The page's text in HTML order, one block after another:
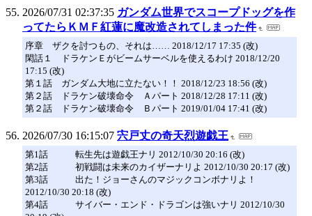
2026/07/31 02:37:35 ガンダム世界でスコープドッグを作
ってたらＫＭＦ紅蓮に魔改造されてしまった件
序章 ザクを討つもの、それは…… 2018/12/17 17:35 (改)
閑話１ ドラケンＥがビームサーベルを使えるわけ 2018/12/20
17:15 (改)
第１話 ガンダム大地に立たない！！ 2018/12/23 18:56 (改)
第２話 ドラケン破壊命令 Ａパート 2018/12/28 17:11 (改)
第２話 ドラケン破壊命令 Ｂパート 2019/01/04 17:41 (改)
2026/07/30 16:15:07 宍戸丈の奇天烈遊戯王
第1話 転生先は遊戯王ナリ 2012/10/30 20:16 (改)
第2話 初戦闘は未来のカイザーナリよ 2012/10/30 20:17 (改)
第3話 出た！ジョーさんのマジックコンボナリよ！
2012/10/30 20:18 (改)
第4話 サイバー・エンド・ドラゴンは強いナリ 2012/10/30